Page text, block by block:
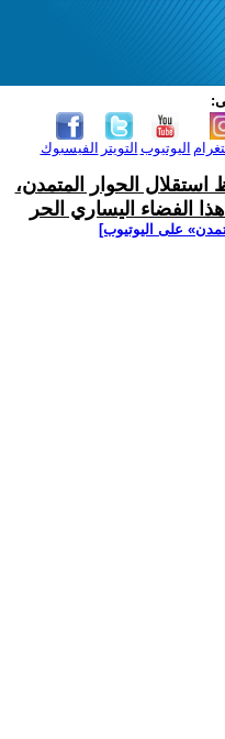
الفيسبوك التويتر اليوتيوب
استقلال الحوار المتمدن،
الفضاء اليساري الحر
على اليوتيوب]